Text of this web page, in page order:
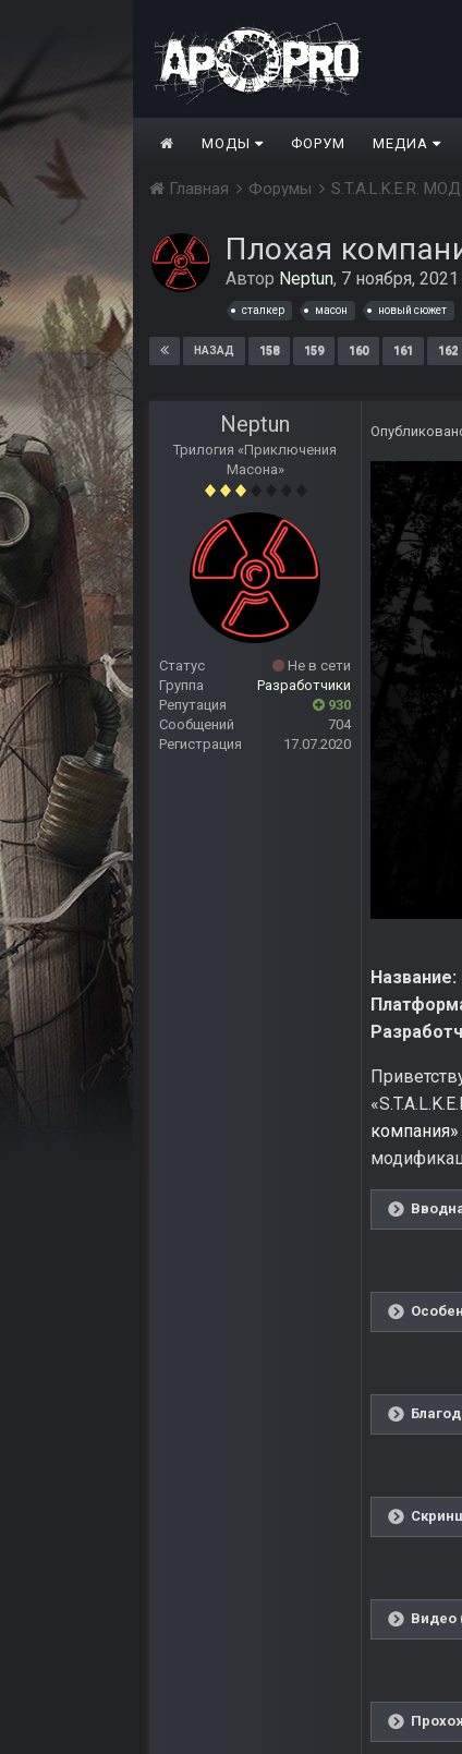
МОДЫ ФОРУМ МЕДИА
Главная Форумы S.T.A.L.K.E.R.
Плохая
Автор Neptun, 7 ноября, 2021
сталкер масон новый сюжет
НАЗАД 158 159 160 161 162
Neptun
Трилогия «Приключения
Масона»
Статус
Не в сети
Группа
Разработчики
Репутация
930
Сообщений
704
Регистрация
17.07.2020
Название:
компания»
Видео